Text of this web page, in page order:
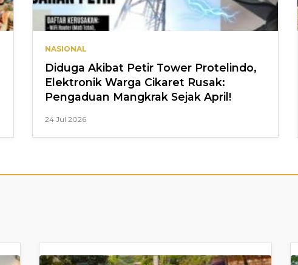
NASIONAL
Diduga Akibat Petir Tower Protelindo,
Elektronik Warga Cikaret Rusak:
Pengaduan Mangkrak Sejak April!
24 Jul 2026